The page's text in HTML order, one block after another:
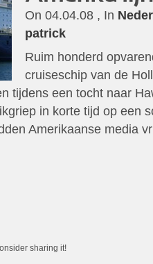
On 04.04.08 , In
patrick
Ruim honderd
cruiseschip van de
tijdens een tocht naar
in korte tijd op een
Amerikaanse media
sharing it!